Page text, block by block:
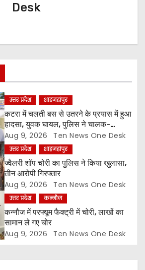
Desk
उत्तर प्रदेश शाहजहांपुर
कटरा में चलती बस से उतरने के प्रयास में हुआ
हादसा, युवक घायल, पुलिस ने चालक-
परिचालक को पूंछताछ के लिए हिरासत में लिया
Aug 9, 2026 Ten News One Desk
उत्तर प्रदेश शाहजहांपुर
ज्वैलरी शॉप चोरी का पुलिस ने किया खुलासा,
तीन आरोपी गिरफ्तार
Aug 9, 2026 Ten News One Desk
उत्तर प्रदेश कन्नौज
कन्नौज में परफ्यूम फैक्ट्री में चोरी, लाखों का
सामान ले गए चोर
Aug 9, 2026 Ten News One Desk